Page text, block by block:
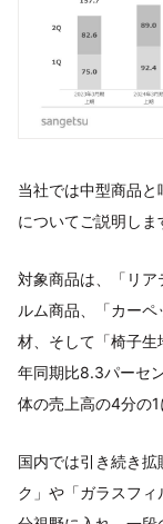
当社では中型商品
についてご説明しま
対象商品は、「リア
ルム商品、「カー
材、そして「椅子
年同期比8.3パーセ
体の売上高の4分の1
国内では引き続き
ク」や「ガラスフ